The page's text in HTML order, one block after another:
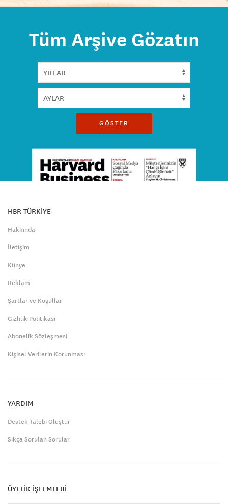
Tüm Arşive Gözatın
GÖSTER
HBR TÜRKİYE
Hakkında
İletişim
Künye
Reklam
Şartlar ve Koşullar
Gizlilik Politikası
Abonelik Sözleşmesi
Kişisel Verilerin Korunması
YARDIM
Destek Talebi Oluştur
Sıkça Sorulan Sorular
ÜYELİK İŞLEMLERİ